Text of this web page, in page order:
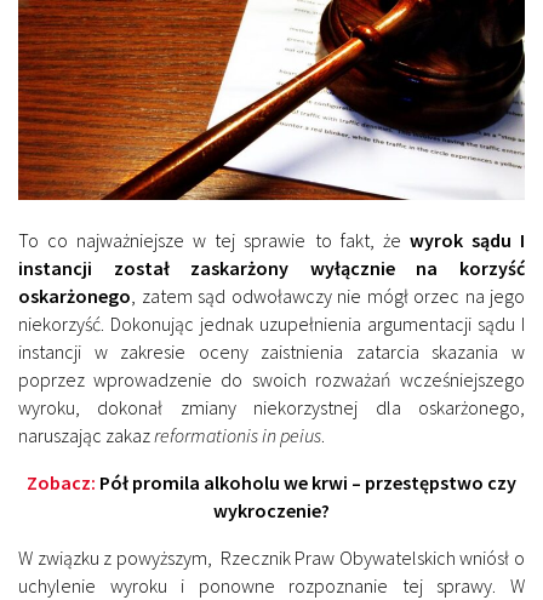
To co najważniejsze w tej sprawie to fakt, że wyrok sądu I
instancji został zaskarżony wyłącznie na korzyść
oskarżonego, zatem sąd odwoławczy nie mógł orzec na jego
niekorzyść. Dokonując jednak uzupełnienia argumentacji sądu I
instancji w zakresie oceny zaistnienia zatarcia skazania w
poprzez wprowadzenie do swoich rozważań wcześniejszego
wyroku, dokonał zmiany niekorzystnej dla oskarżonego,
naruszając zakazreformationis in peius.
Zobacz: Pół promila alkoholu we krwi – przestępstwo czy
wykroczenie?
W związku z powyższym, Rzecznik Praw Obywatelskich wniósł o
uchylenie wyroku i ponowne rozpoznanie tej sprawy. W